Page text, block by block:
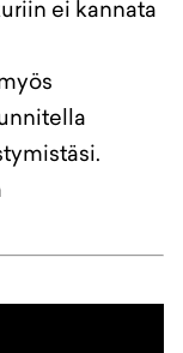
ei kannata